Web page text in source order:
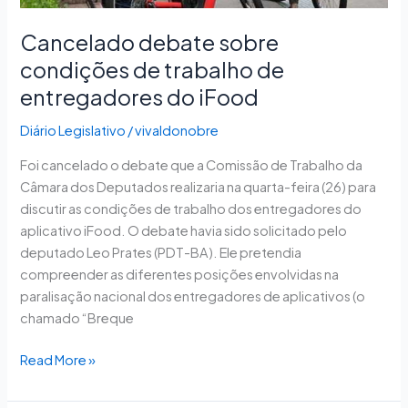
Cancelado debate sobre
condições de trabalho de
entregadores do iFood
Diário Legislativo /vivaldonobre
Foi cancelado o debate que a Comissão de Trabalho da
Câmara dos Deputados realizaria na quarta-feira (26) para
discutir as condições de trabalho dos entregadores do
aplicativo iFood. O debate havia sido solicitado pelo
deputado Leo Prates (PDT-BA). Ele pretendia
compreender as diferentes posições envolvidas na
paralisação nacional dos entregadores de aplicativos (o
chamado “Breque
Read More »